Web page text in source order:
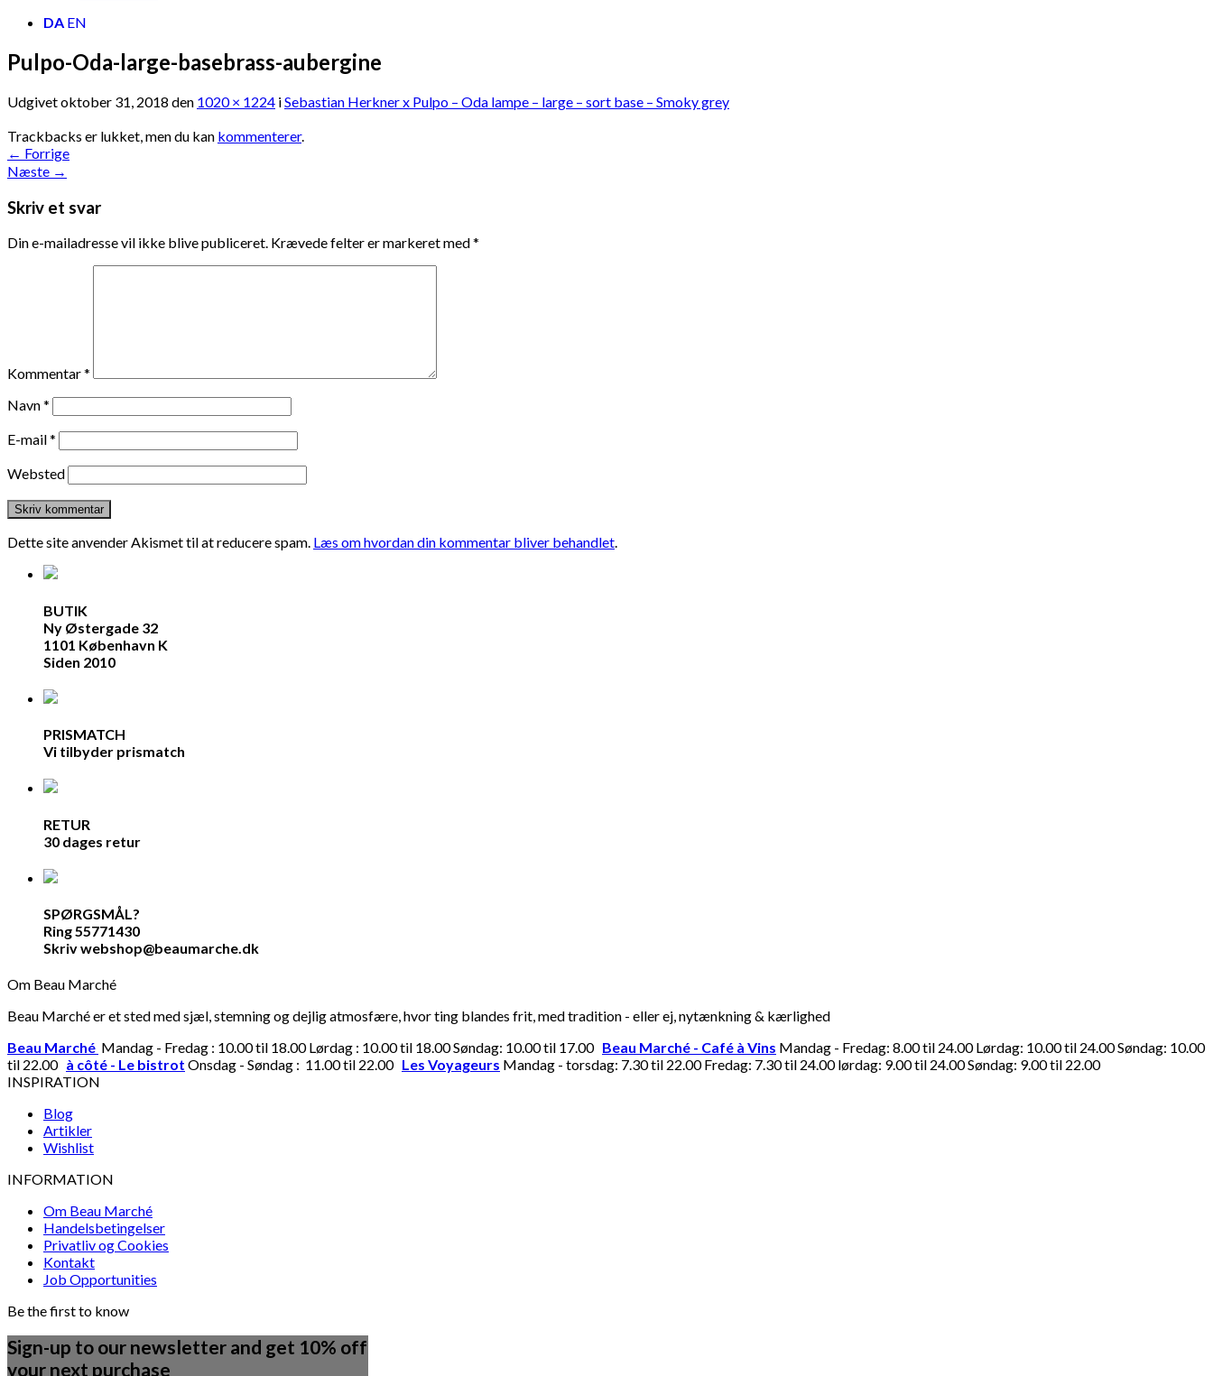
DA EN
Pulpo-Oda-large-basebrass-aubergine
Udgivetoktober 31, 2018 den 1020 × 1224 iSebastian Herkner x Pulpo – Oda lampe – large – sort base – Smoky grey
Trackbacks er lukket, men du kan kommenterer.
← Forrige
Næste →
Skriv et svar
Din e-mailadresse vil ikke blive publiceret. Krævede felter er markeret med*
Kommentar*
Navn*
E-mail*
Websted
Dette site anvender Akismet til at reducere spam. Læs om hvordan din kommentar bliver behandlet.
BUTIK
Ny Østergade 32
1101 København K
Siden 2010
PRISMATCH
Vi tilbyder prismatch
RETUR
30 dages retur
SPØRGSMÅL?
Ring 55771430
Skriv webshop@beaumarche.dk
Om Beau Marché
Beau Marché er et sted med sjæl, stemning og dejlig atmosfære, hvor ting blandes frit, med tradition - eller ej, nytænkning & kærlighed
Beau Marché Mandag - Fredag : 10.00 til 18.00 Lørdag : 10.00 til 18.00 Søndag: 10.00 til 17.00 Beau Marché - Café à Vins Mandag - Fredag: 8.00 til 24.00 Lørdag: 10.00 til 24.00 Søndag: 10.00
til 22.00 à côté - Le bistrot Onsdag - Søndag : 11.00 til 22.00 Les Voyageurs Mandag - torsdag: 7.30 til 22.00 Fredag: 7.30 til 24.00 lørdag: 9.00 til 24.00 Søndag: 9.00 til 22.00
INSPIRATION
Blog
Artikler
Wishlist
INFORMATION
Om Beau Marché
Handelsbetingelser
Privatliv og Cookies
Kontakt
Job Opportunities
Be the first to know
Sign-up to our newsletter and get 10% off
your next purchase